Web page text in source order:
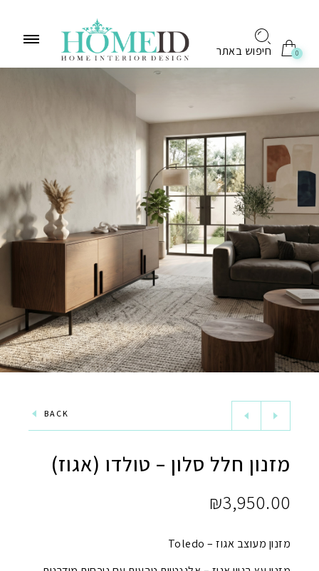
חיפוש באתר 0
BACK
מזנון חלל סלון – טולדו (אגוז)
₪3,950.00
מזנון מעוצב אגוז – Toledo